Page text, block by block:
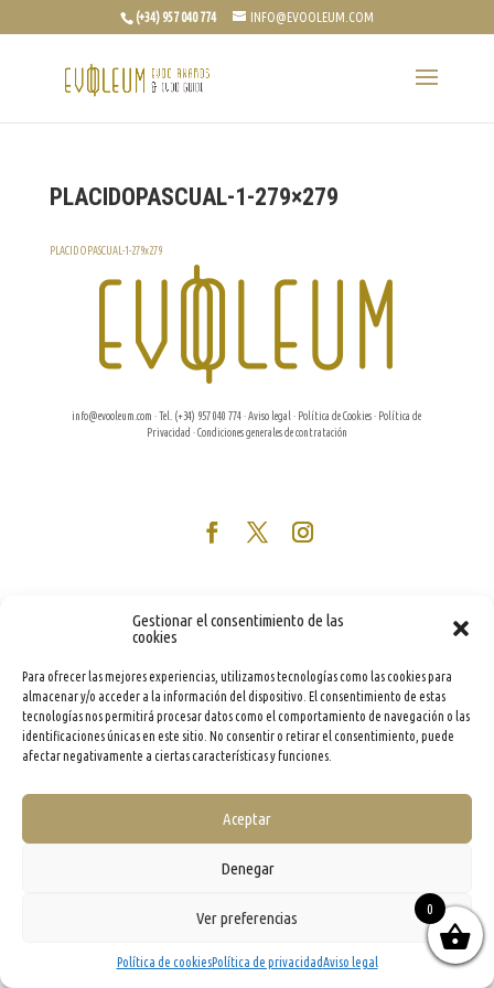
Gestionar el consentimiento de las
cookies
Para ofrecer las mejores experiencias, utilizamos tecnologías como las cookies para
almacenar y/o acceder a la información del dispositivo. El consentimiento de estas
tecnologías nos permitirá procesar datos como el comportamiento de navegación o las
identificaciones únicas en este sitio. No consentir o retirar el consentimiento, puede
afectar negativamente a ciertas características y funciones.
Aceptar
Denegar
Ver preferencias
Política de cookiesPolítica de privacidadAviso legal
(+34) 957 040 774 INFO@EVOOLEUM.COM
PLACIDOPASCUAL-1-279×279
PLACIDOPASCUAL-1-279x279
info@evooleum.com · Tel. (+34) 957 040 774 ·Aviso legal · Política de Cookies· Política de
Privacidad ·Condiciones generales de contratación
0